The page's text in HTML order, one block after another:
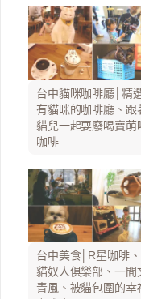
台中貓咪咖啡廳│精
有貓咪的咖啡廳、跟
貓兒一起耍廢喝賣萌
咖啡
台中美食│R星咖啡、
貓奴人俱樂部、一間
青風、被貓包圍的幸